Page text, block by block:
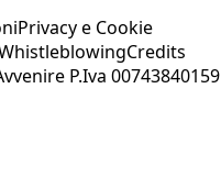
Privacy e Cookie
Credits
P.Iva 00743840159